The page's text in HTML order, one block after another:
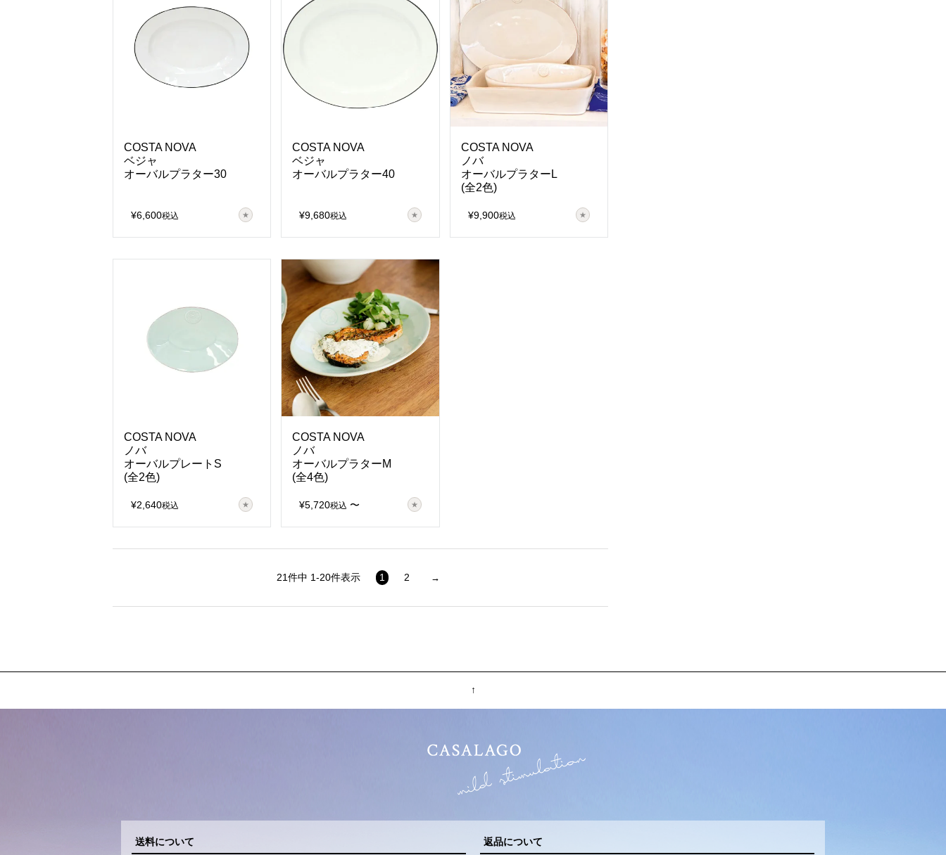
COSTA NOVA
ベジャ
オーバルプラター30
¥6,600税込
COSTA NOVA
ベジャ
オーバルプラター40
¥9,680税込
COSTA NOVA
ノバ
オーバルプラターL
(全2色)
¥9,900税込
COSTA NOVA
ノバ
オーバルプレートS
(全2色)
¥2,640税込
COSTA NOVA
ノバ
オーバルプラターM
(全4色)
¥5,720税込 〜
21件中 1-20件表示 1 2
↑
送料について 返品について